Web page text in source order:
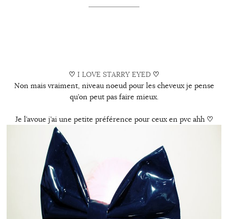
♡ I LOVE STARRY EYED ♡
Non mais vraiment, niveau noeud pour les cheveux je pense
qu’on peut pas faire mieux.
Je l’avoue j’ai une petite préférence pour ceux en pvc ahh ♡